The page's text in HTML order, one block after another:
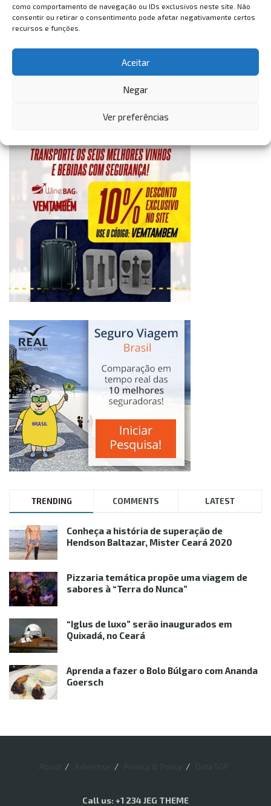
como comportamento de navegação ou IDs exclusivos neste site. Não
consentir ou retirar o consentimento pode afetar negativamente certos
recursos e funções.
Aceitar
Negar
Ver preferências
TRENDING COMMENTS LATEST
Conheça a história de superação de
Hendson Baltazar, Mister Ceará 2020
Pizzaria temática propõe uma viagem de
sabores à “Terra do Nunca”
“Iglus de luxo” serão inaugurados em
Quixadá, no Ceará
Aprenda a fazer o Bolo Búlgaro com Ananda
Goersch
Call us: +1 234 JEG THEME